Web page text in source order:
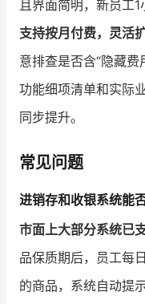
且界面简明，新员工1
支持按月付费，灵活
意排查是否含“隐藏
功能细项清单和实际
同步提升。
常见问题
进销存和收银系统能
市面上大部分系统已
品保质期后，员工每
的商品，系统自动提